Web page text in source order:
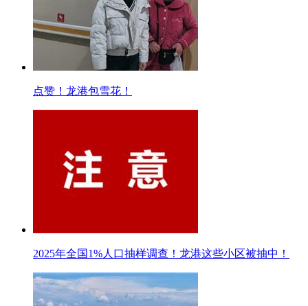
点赞！龙港包雪花！
2025年全国1%人口抽样调查！龙港这些小区被抽中！